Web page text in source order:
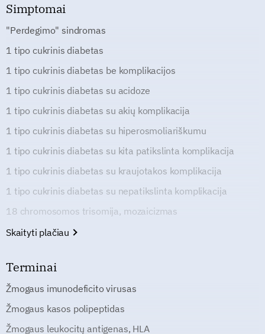
Simptomai
"Perdegimo" sindromas
1 tipo cukrinis diabetas
1 tipo cukrinis diabetas be komplikacijos
1 tipo cukrinis diabetas su acidoze
1 tipo cukrinis diabetas su akių komplikacija
1 tipo cukrinis diabetas su hiperosmoliariškumu
1 tipo cukrinis diabetas su kita patikslinta komplikacija
1 tipo cukrinis diabetas su kraujotakos komplikacija
1 tipo cukrinis diabetas su nepatikslinta komplikacija
18 chromosomos trisomija, mozaicizmas
Skaityti plačiau
Terminai
Žmogaus imunodeficito virusas
Žmogaus kasos polipeptidas
Žmogaus leukocitų antigenas, HLA